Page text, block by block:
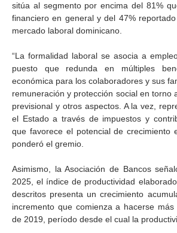
sitúa al segmento por encima del 81%
financiero en general y del 47%
mercado laboral dominicano.
“La formalidad laboral se asocia a
puesto que redunda en múltiples
económica para los colaboradores y sus
remuneración y protección social en torno
previsional y otros aspectos. A la vez,
el Estado a través de impuestos y
que favorece el potencial de crecimiento
ponderó el gremio.
Asimismo, la Asociación de Bancos
2025, el índice de productividad
descritos presenta un crecimiento
incremento que comienza a hacerse
de 2019, período desde el cual la